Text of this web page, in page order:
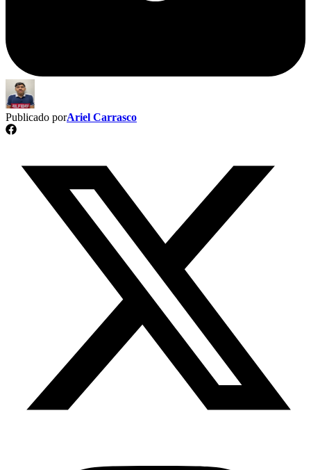
Publicado porAriel Carrasco